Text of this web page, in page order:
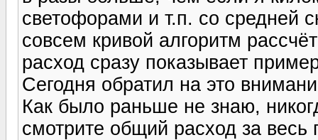
светофорами и т.п. со средней
совсем кривой алгоритм
расход сразу показывает
Сегодня обратил на это
Как было раньше не знаю,
смотрите общий расход за весь